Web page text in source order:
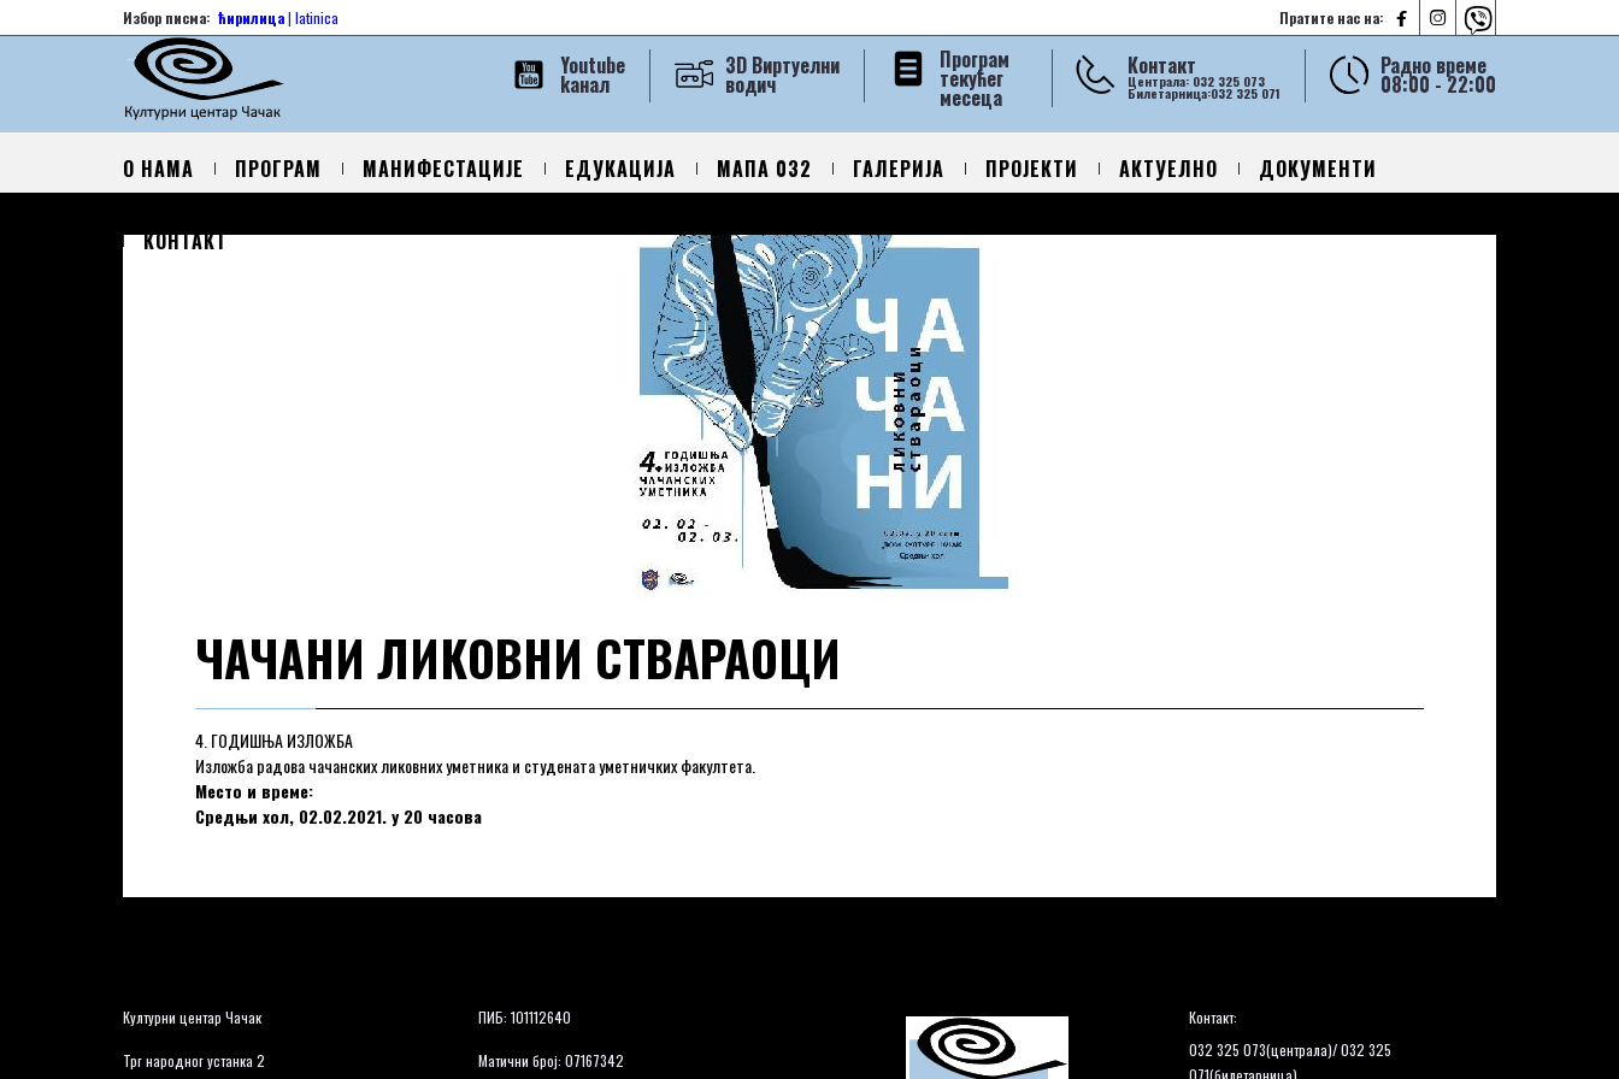
Пратите нас на:   
Избор писма: ћирилица| latinica
Радно време
08:00 - 22:00
Контакт
Централа: 032 325 073
Билетарница:032 325 071
Програм
текућег
месеца
3D Виртуелни
водич
Youtube
kанал
О НАМА ПРОГРАМ МАНИФЕСТАЦИЈЕ ЕДУКАЦИЈА МАПА 032 ГАЛЕРИЈА ПРОЈЕКТИ АКТУЕЛНО ДОКУМЕНТИ
КОНТАКТ
ЧАЧАНИ ЛИКОВНИ СТВАРАОЦИ
4. ГОДИШЊА ИЗЛОЖБА
Изложба радова чачанских ликовних уметника и студената уметничких факултета.
Место и време:
Средњи хол, 02.02.2021. у 20 часова
Културни центар Чачак
Трг народног устанка 2
ПИБ: 101112640
Матични број: 07167342
Контакт:
032 325 073(централа)/ 032 325
071(билетарница)